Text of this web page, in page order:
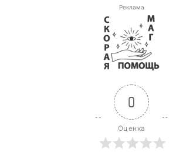
Реклама
0
Оценка